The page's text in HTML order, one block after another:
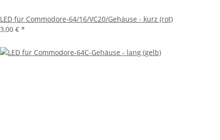
LED für Commodore-64/16/VC20/Gehäuse - kurz (rot)
3,00 € *